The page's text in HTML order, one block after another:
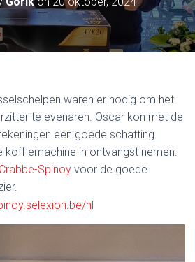
waren er nodig om het
te evenaren. Oscar kon met de
een goede schatting
koffiemachine in ontvangst nemen.
Spinoy voor de goede
nl